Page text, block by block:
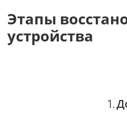
от 3 500 ₽
Восстановление
Этапы
устройства
1.